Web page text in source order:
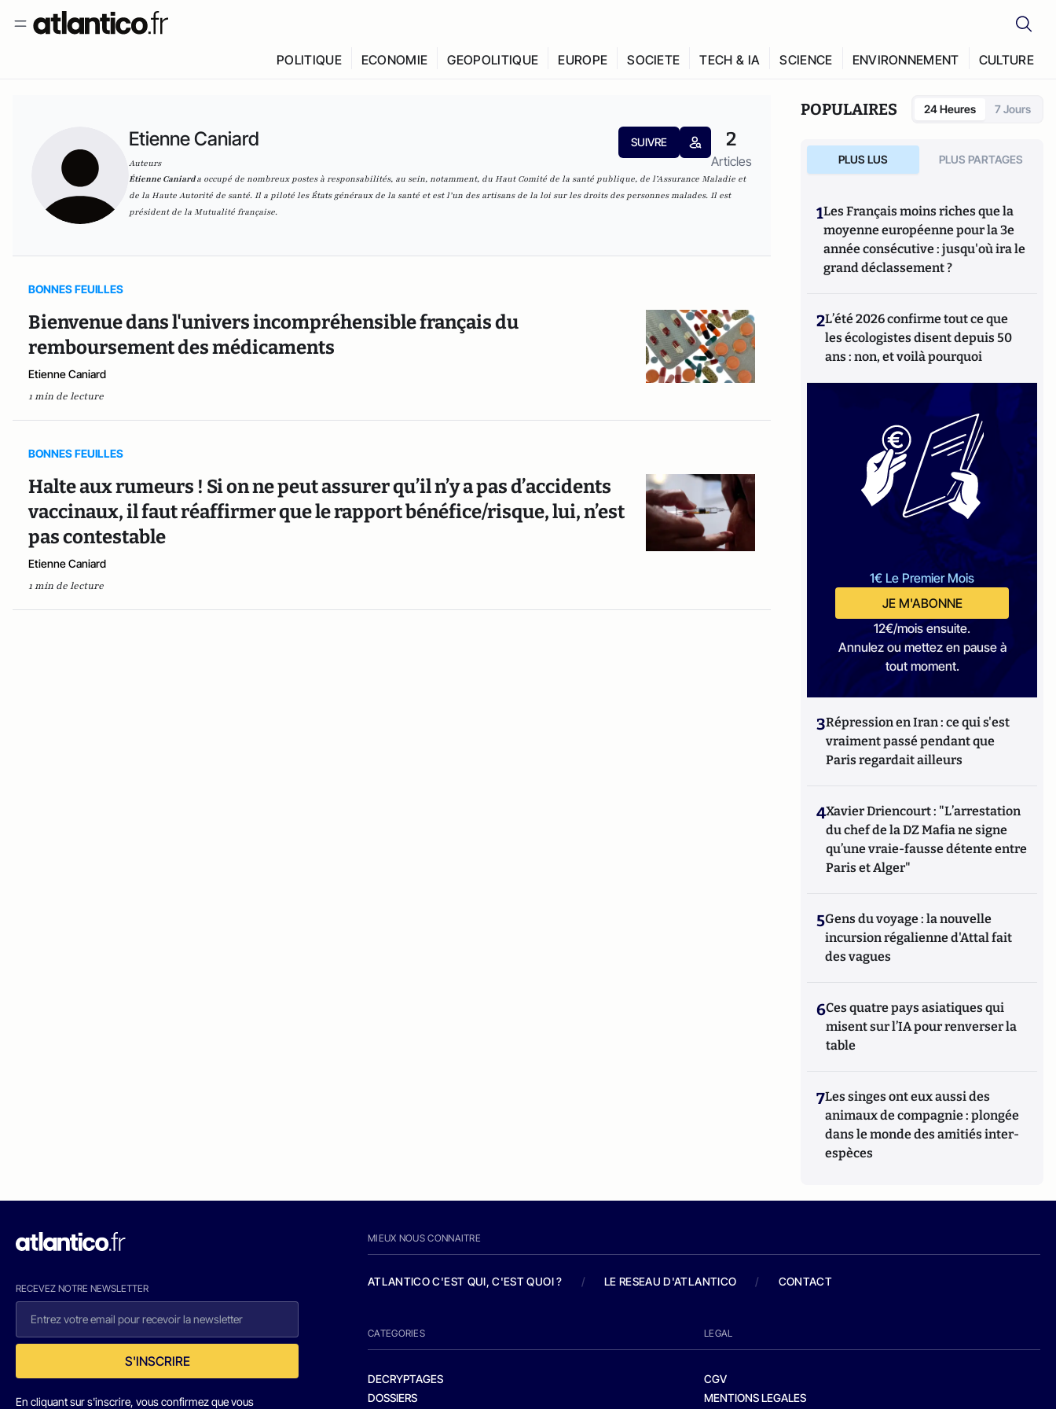
POLITIQUE ECONOMIE GEOPOLITIQUE EUROPE SOCIETE TECH & IA SCIENCE ENVIRONNEMENT CULTURE
Etienne Caniard
Auteurs
SUIVRE 2
Articles
Étienne Caniarda occupé de nombreux postes à responsabilités, au sein, notamment, du Haut Comité de la santé publique, de l’Assurance Maladie et
de la Haute Autorité de santé. Il a piloté les États généraux de la santé et est l’un des artisans de la loi sur les droits des personnes malades. Il est
président de la Mutualité française.
BONNES FEUILLES
Bienvenue dans l'univers incompréhensible français du
remboursement des médicaments
Etienne Caniard
1 min de lecture
BONNES FEUILLES
Halte aux rumeurs ! Si on ne peut assurer qu’il n’y a pas d’accidents
vaccinaux, il faut réaffirmer que le rapport bénéfice/risque, lui, n’est
pas contestable
Etienne Caniard
1 min de lecture
POPULAIRES 24 Heures 7 Jours
PLUS LUS PLUS PARTAGES
1Les Français moins riches que la
moyenne européenne pour la 3e
année consécutive : jusqu'où ira le
grand déclassement ?
2L’été 2026 confirme tout ce que
les écologistes disent depuis 50
ans : non, et voilà pourquoi
1€ Le Premier Mois
JE M'ABONNE
12€/mois ensuite.
Annulez ou mettez en pause à
tout moment.
3Répression en Iran : ce qui s'est
vraiment passé pendant que
Paris regardait ailleurs
4Xavier Driencourt : "L’arrestation
du chef de la DZ Mafia ne signe
qu’une vraie-fausse détente entre
Paris et Alger"
5Gens du voyage : la nouvelle
incursion régalienne d'Attal fait
des vagues
6Ces quatre pays asiatiques qui
misent sur l’IA pour renverser la
table
7Les singes ont eux aussi des
animaux de compagnie : plongée
dans le monde des amitiés inter-
espèces
RECEVEZ NOTRE NEWSLETTER
S'INSCRIRE
En cliquant sur s'inscrire, vous confirmez que vous
MIEUX NOUS CONNAITRE
ATLANTICO C'EST QUI, C'EST QUOI ? / LE RESEAU D'ATLANTICO / CONTACT
CATEGORIES
DECRYPTAGES
DOSSIERS
LEGAL
CGV
MENTIONS LEGALES